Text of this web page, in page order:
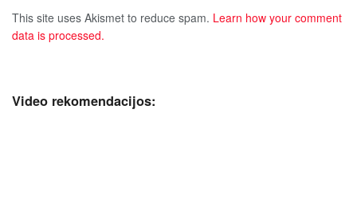
This site uses Akismet to reduce spam. Learn how your comment
data is processed.
Video rekomendacijos: